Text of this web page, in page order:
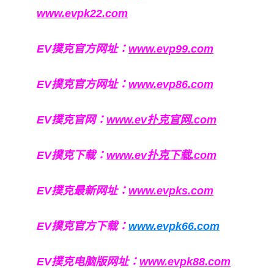
www.evpk22.com
EV撲克官方网址： www.evp99.com
EV撲克官方网址： www.evp86.com
EV撲克官网： www.ev扑克官网.com
EV撲克下载： www.ev扑克下载.com
EV撲克最新网址： www.evpks.com
EV撲克官方下载： www.evpk66.com
EV撲克电脑版网址： www.evpk88.com